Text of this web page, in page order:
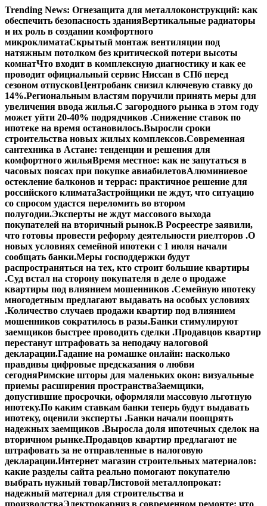
Перейти
к
содержимому
Trending News: Огнезащита для металлоконструкций: как
обеспечить безопасность зданияВертикальные радиаторы
и их роль в создании комфортного
микроклиматаСкрытый монтаж вентиляции под
натяжным потолком без критической потери высоты
комнатЧто входит в комплексную диагностику и как ее
проводит официальный сервис Ниссан в СПб перед
сезоном отпусковЦентробанк снизил ключевую ставку до
14%.Региональным властям поручили принять меры для
увеличения ввода жилья.С загородного рынка в этом году
может уйти 20-40% подрядчиков .Снижение ставок по
ипотеке на время остановилось.Выросли сроки
строительства новых жилых комплексов.Современная
сантехника в Астане: тенденции и решения для
комфортного жильяВремя местное: как не запутаться в
часовых поясах при покупке авиабилетовАлюминиевое
остекление балконов и террас: практичное решение для
российского климатаЗастройщики не ждут, что ситуацию
со спросом удастся переломить во втором
полугодии.Эксперты не ждут массового выхода
покупателей на вторичный рынок.В Росреестре заявили,
что готовы провести реформу деятельности риелторов .О
новых условиях семейной ипотеки с 1 июля начали
сообщать банки.Меры господдержки будут
распространяться на тех, кто строит большие квартиры
.Суд встал на сторону покупателя в деле о продаже
квартиры под влиянием мошенников .Семейную ипотеку
многодетным предлагают выдавать на особых условиях
.Количество случаев продажи квартир под влиянием
мошенников сократилось в разы.Банки стимулируют
заемщиков быстрее проводить сделки .Продавцов квартир
перестанут штрафовать за неподачу налоговой
декларации.Гадание на ромашке онлайн: насколько
правдивы цифровые предсказания о любви
сегодняРимские шторы для маленьких окон: визуальные
приемы расширения пространстваЗаемщики,
допустившие просрочки, оформляли массовую льготную
ипотеку.По каким ставкам банки теперь будут выдавать
ипотеку, оценили эксперты .Банки начали поощрять
надежных заемщиков .Выросла доля ипотечных сделок на
вторичном рынке.Продавцов квартир предлагают не
штрафовать за не отправленные в налоговую
декларации.Интернет магазин строительных материалов:
какие разделы сайта реально помогают покупателю
выбрать нужный товарЛистовой металлопрокат:
надежный материал для строительства и
производстваЭлектрокарниз в современном ремонте: что